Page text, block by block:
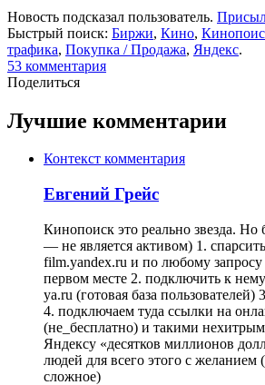
Новость подсказал пользователь.
Быстрый поиск: Биржи, Кино,
трафика, Покупка / Продажа, Яндекс.
53 комментария
Поделиться
Лучшие комментарии
Контекст комментария
Евгений Грейс
Кинопоиск это реально звезда. Но
— не является активом) 1.
film.yandex.ru и по любому запросу
первом месте 2. подключить к
ya.ru (готовая база
4. подключаем туда ссылки на
(не_бесплатно) и такими
Яндексу «десятков миллионов
людей для всего этого с желанием
сложное)